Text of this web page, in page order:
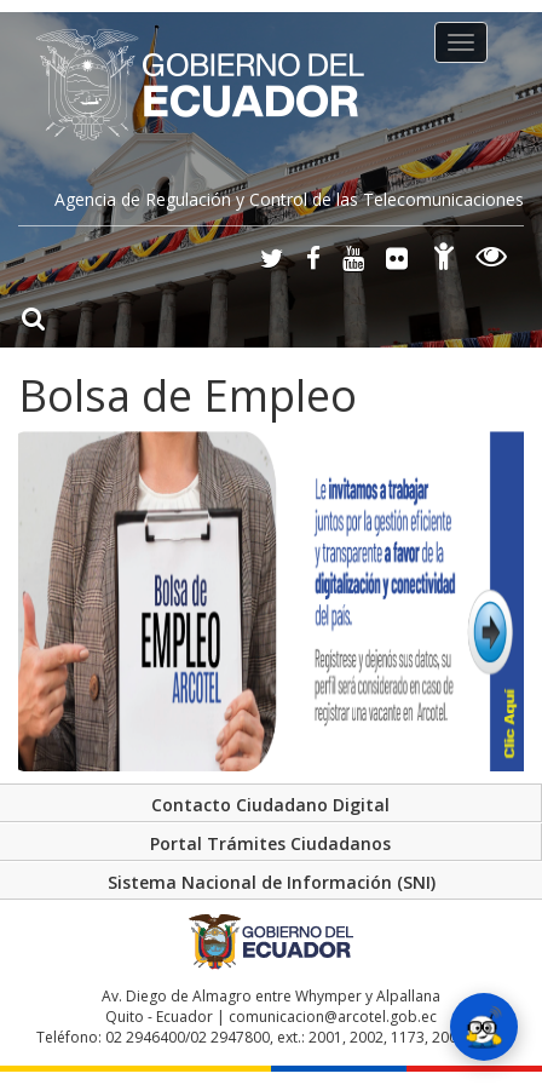
Agencia de Regulación y Control de las Telecomunicaciones
Toggle
navigation
Bolsa de Empleo
Contacto Ciudadano Digital
Portal Trámites Ciudadanos
Sistema Nacional de Información (SNI)
Av. Diego de Almagro entre Whymper y Alpallana
Quito - Ecuador | comunicacion@arcotel.gob.ec
Teléfono: 02 2946400/02 2947800, ext.: 2001, 2002, 1173, 2004, 2048